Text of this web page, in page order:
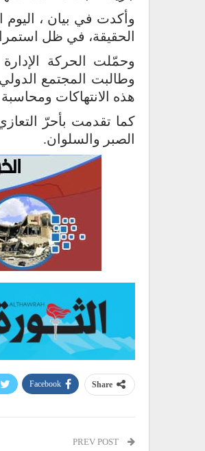
وأكدت في بيان ،
الحقيقة، في ظل
وحمّلت الحركة الإدارة
وطالبت المجتمع
هذه الانتهاكات ومحاسبة
كما تقدمت بأحرّ
الصبر والسلوان.
Share
Facebook